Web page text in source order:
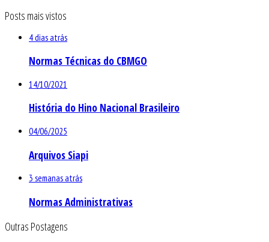
Posts mais vistos
4 dias atrás
Normas Técnicas do CBMGO
14/10/2021
História do Hino Nacional Brasileiro
04/06/2025
Arquivos Siapi
3 semanas atrás
Normas Administrativas
Outras Postagens